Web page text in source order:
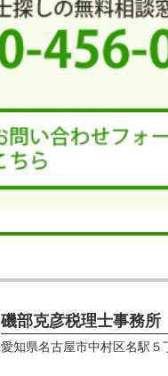
磯部克彦税理士事務所
愛知県名古屋市中村区名駅５